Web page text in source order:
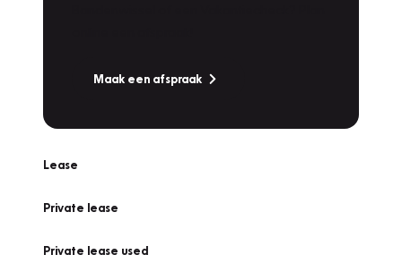
Maak een afspraak
Lease
Private lease
Private lease used